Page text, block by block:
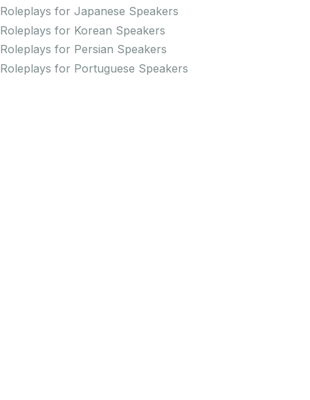
Roleplays for Japanese Speakers
Roleplays for Korean Speakers
Roleplays for Persian Speakers
Roleplays for Portuguese Speakers